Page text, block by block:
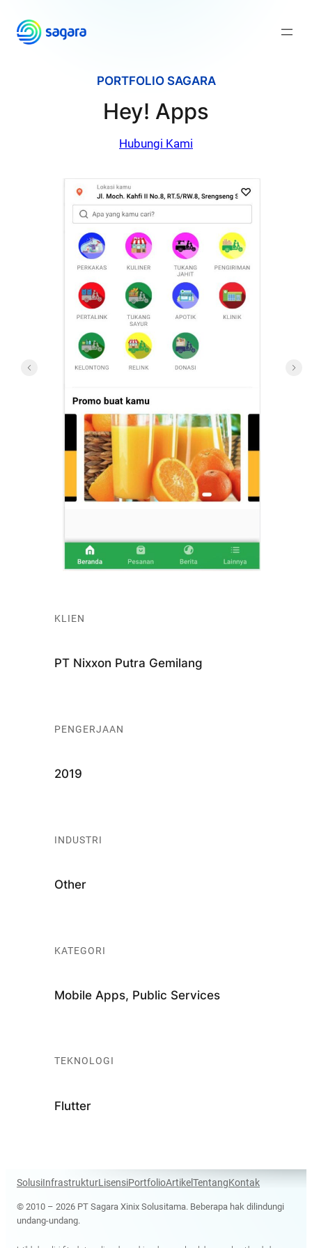
content
PORTFOLIO SAGARA
Hey! Apps
Hubungi Kami
KLIEN
PT Nixxon Putra Gemilang
PENGERJAAN
2019
INDUSTRI
Other
KATEGORI
Mobile Apps, Public Services
TEKNOLOGI
Flutter
SolusiInfrastrukturLisensiPortfolioArtikelTentangKontak
© 2010 – 2026 PT Sagara Xinix Solusitama. Beberapa hak dilindungi
undang-undang.